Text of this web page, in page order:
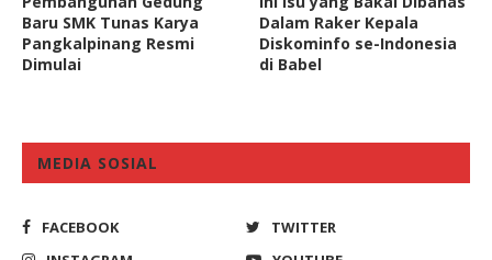
Baru SMK Tunas Karya
Pangkalpinang Resmi
Dimulai
Dalam Raker Kepala
Diskominfo se-Indonesia
di Babel
MEDIA SOSIAL
FACEBOOK
TWITTER